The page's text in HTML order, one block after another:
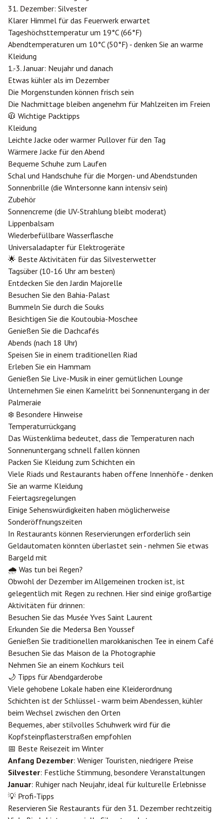
31. Dezember: Silvester
Klarer Himmel für das Feuerwerk erwartet
Tageshöchsttemperatur um 19°C (66°F)
Abendtemperaturen um 10°C (50°F) - denken Sie an warme
Kleidung
1.-3. Januar: Neujahr und danach
Etwas kühler als im Dezember
Die Morgenstunden können frisch sein
Die Nachmittage bleiben angenehm für Mahlzeiten im Freien
🧥 Wichtige Packtipps
Kleidung
Leichte Jacke oder warmer Pullover für den Tag
Wärmere Jacke für den Abend
Bequeme Schuhe zum Laufen
Schal und Handschuhe für die Morgen- und Abendstunden
Sonnenbrille (die Wintersonne kann intensiv sein)
Zubehör
Sonnencreme (die UV-Strahlung bleibt moderat)
Lippenbalsam
Wiederbefüllbare Wasserflasche
Universaladapter für Elektrogeräte
🌟 Beste Aktivitäten für das Silvesterwetter
Tagsüber (10-16 Uhr am besten)
Entdecken Sie den Jardin Majorelle
Besuchen Sie den Bahia-Palast
Bummeln Sie durch die Souks
Besichtigen Sie die Koutoubia-Moschee
Genießen Sie die Dachcafés
Abends (nach 18 Uhr)
Speisen Sie in einem traditionellen Riad
Erleben Sie ein Hammam
Genießen Sie Live-Musik in einer gemütlichen Lounge
Unternehmen Sie einen Kamelritt bei Sonnenuntergang in der
Palmeraie
❄️ Besondere Hinweise
Temperaturrückgang
Das Wüstenklima bedeutet, dass die Temperaturen nach
Sonnenuntergang schnell fallen können
Packen Sie Kleidung zum Schichten ein
Viele Riads und Restaurants haben offene Innenhöfe - denken
Sie an warme Kleidung
Feiertagsregelungen
Einige Sehenswürdigkeiten haben möglicherweise
Sonderöffnungszeiten
In Restaurants können Reservierungen erforderlich sein
Geldautomaten könnten überlastet sein - nehmen Sie etwas
Bargeld mit
🌧️ Was tun bei Regen?
Obwohl der Dezember im Allgemeinen trocken ist, ist
gelegentlich mit Regen zu rechnen. Hier sind einige großartige
Aktivitäten für drinnen:
Besuchen Sie das Musée Yves Saint Laurent
Erkunden Sie die Medersa Ben Youssef
Genießen Sie traditionellen marokkanischen Tee in einem Café
Besuchen Sie das Maison de la Photographie
Nehmen Sie an einem Kochkurs teil
🌙 Tipps für Abendgarderobe
Viele gehobene Lokale haben eine Kleiderordnung
Schichten ist der Schlüssel - warm beim Abendessen, kühler
beim Wechsel zwischen den Orten
Bequemes, aber stilvolles Schuhwerk wird für die
Kopfsteinpflasterstraßen empfohlen
📅 Beste Reisezeit im Winter
Anfang Dezember: Weniger Touristen, niedrigere Preise
Silvester: Festliche Stimmung, besondere Veranstaltungen
Januar: Ruhiger nach Neujahr, ideal für kulturelle Erlebnisse
💡 Profi-Tipps
Reservieren Sie Restaurants für den 31. Dezember rechtzeitig